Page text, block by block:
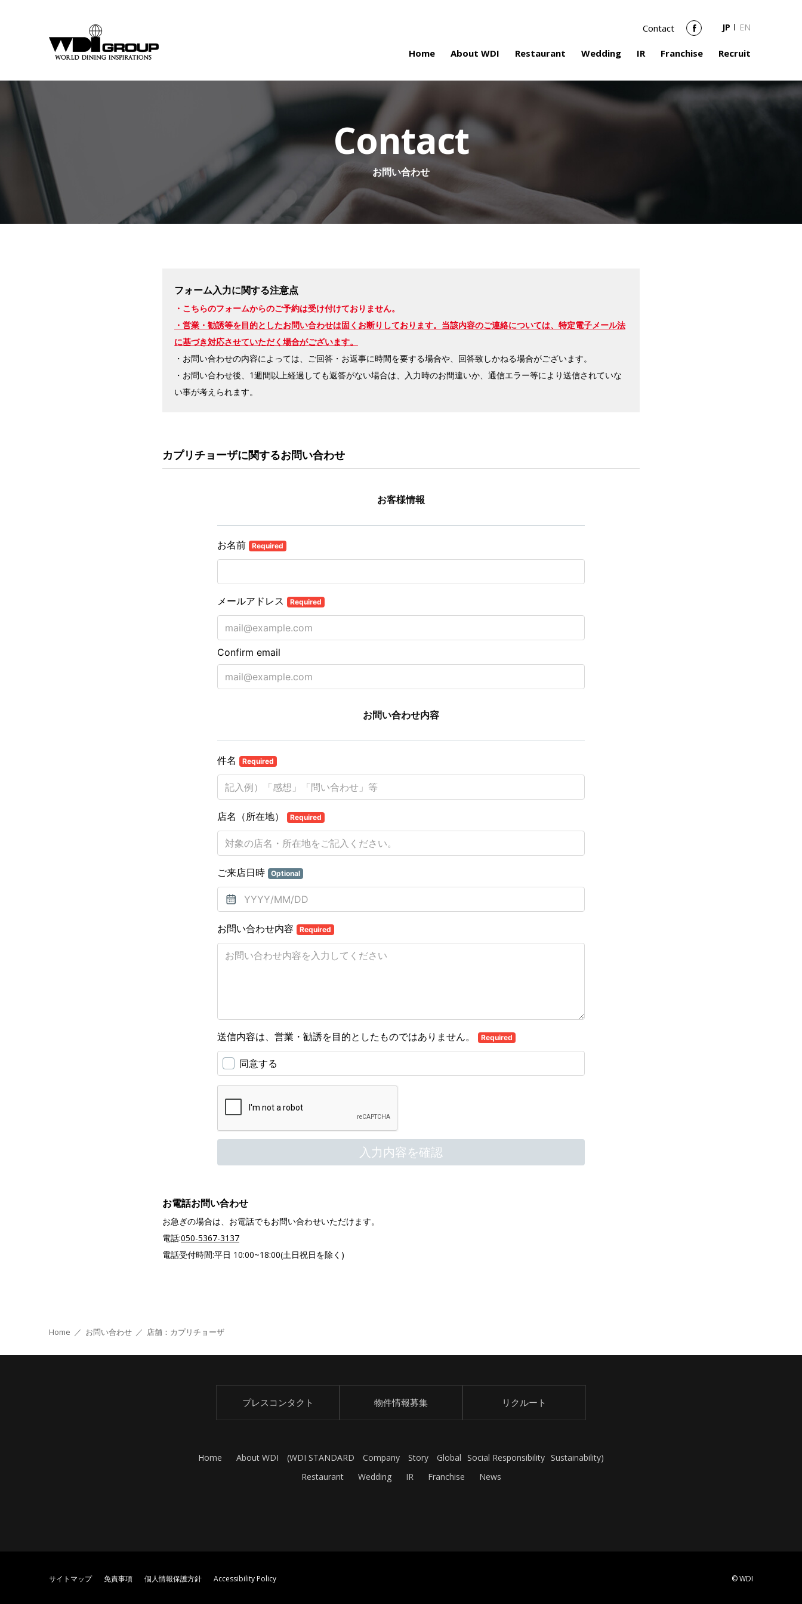
Home About WDI Restaurant Wedding IR Franchise Recruit
Contact Facebook
JP EN
Contact
お問い合わせ
フォーム入力に関する注意点
・こちらのフォームからのご予約は受け付けておりません。
・営業・勧誘等を目的としたお問い合わせは固くお断りしております。当該内容のご連絡については、特定電子メール法
に基づき対応させていただく場合がございます。
・お問い合わせの内容によっては、ご回答・お返事に時間を要する場合や、回答致しかねる場合がございます。
・お問い合わせ後、1週間以上経過しても返答がない場合は、入力時のお間違いか、通信エラー等により送信されていな
い事が考えられます。
カプリチョーザに関するお問い合わせ
お電話お問い合わせ
お急ぎの場合は、お電話でもお問い合わせいただけます。
電話:050-5367-3137
電話受付時間:平日 10:00~18:00(土日祝日を除く)
Home ／ お問い合わせ ／ 店舗：カプリチョーザ
プレスコンタクト 物件情報募集 リクルート
Home About WDI (WDI STANDARD Company Story Global Social Responsibility Sustainability)
Restaurant
Wedding IR Franchise News
サイトマップ 免責事項 個人情報保護方針 Accessibility Policy © WDI